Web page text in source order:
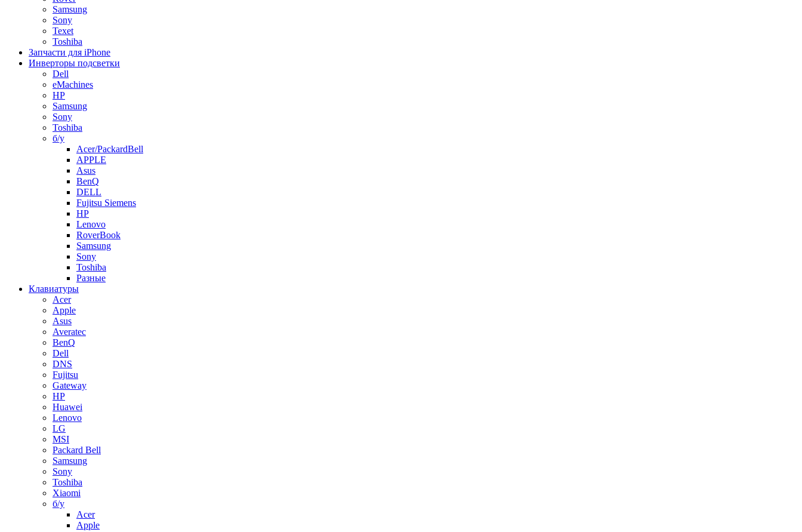
Samsung
Sony
Texet
Toshiba
Запчасти для iPhone
Инверторы подсветки
Dell
eMachines
HP
Samsung
Sony
Toshiba
б/у
Acer/PackardBell
APPLE
Asus
BenQ
DELL
Fujitsu Siemens
HP
Lenovo
RoverBook
Samsung
Sony
Toshiba
Разные
Клавиатуры
Acer
Apple
Asus
Averatec
BenQ
Dell
DNS
Fujitsu
Gateway
HP
Huawei
Lenovo
LG
MSI
Packard Bell
Samsung
Sony
Toshiba
Xiaomi
б/у
Acer
Apple